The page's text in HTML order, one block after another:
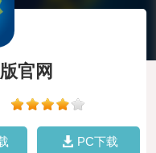
官网
PC下载